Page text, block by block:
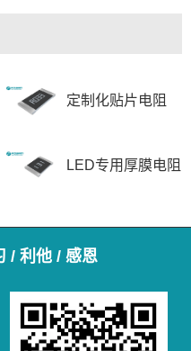
定制化贴片电阻
LED专用厚膜电阻
/ 利他 / 感恩